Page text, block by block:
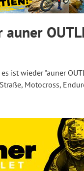
auner
ist wieder "auner
Motocross,